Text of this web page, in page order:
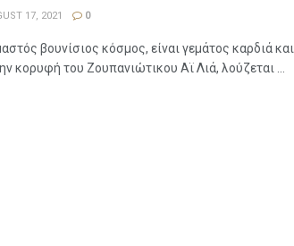
17, 2021 0
βουνίσιος κόσμος, είναι γεμάτος καρδιά και
κορυφή του Ζουπανιώτικου Αϊ Λιά, λούζεται ...